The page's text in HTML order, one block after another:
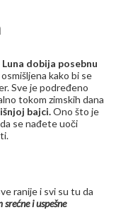
Luna dobija posebnu
kako bi se
Sve je podređeno
tokom zimskih dana
bajci.Ono što je
se nađete uoči
ranije i svi su tu da
i uspešne